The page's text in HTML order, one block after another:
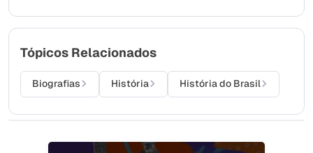
Tópicos Relacionados
Biografias História História do Brasil